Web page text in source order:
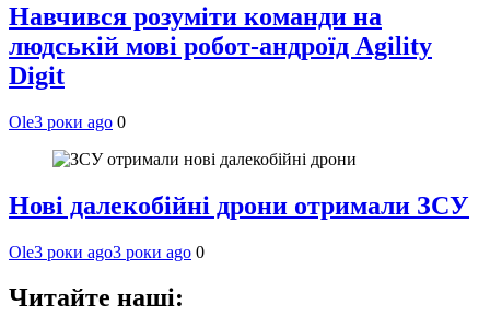
Навчився розуміти команди на
людській мові робот-андроїд Agility
Digit
Ole3 роки ago 0
Нові далекобійні дрони отримали ЗСУ
Ole3 роки ago3 роки ago 0
Читайте наші: